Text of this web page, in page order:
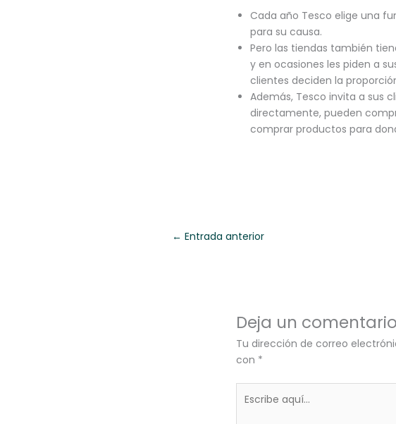
Cada año Tesco elige una
para su causa.
Pero las tiendas también
y en ocasiones les piden a
clientes deciden la
Además, Tesco invita a sus
directamente, pueden
comprar productos para
← Entrada anterior
Deja un comentario
Tu dirección de correo
con *
aquí...